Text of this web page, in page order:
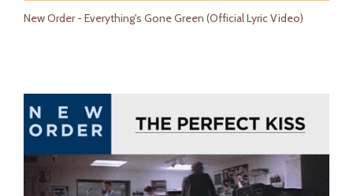
New Order - Everything's Gone Green (Official Lyric Video)